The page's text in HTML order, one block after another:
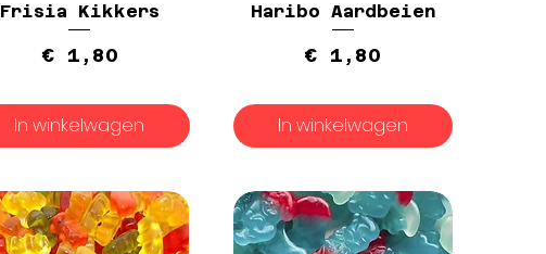
Frisia Kikkers
Prijs
€ 1,80
In winkelwagen
Haribo Aardbeien
Prijs
€ 1,80
In winkelwagen